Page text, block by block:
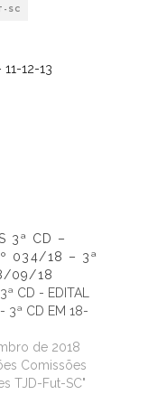
SC
12-13
3ª CD –
034/18 – 3ª
09/18
CD - EDITAL
3ª CD EM 18-
de 2018
Comissões
TJD-Fut-SC"